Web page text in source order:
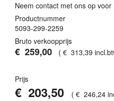
Neem contact met ons op
Productnummer
5093-299-2259
Bruto verkoopprijs
€ 259,00 ( € 313,39
Prijs
€ 203,50 ( € 246,24